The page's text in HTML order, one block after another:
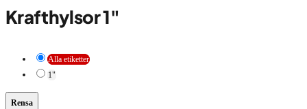
Krafthylsor 1"
Alla etiketter
1"
Rensa